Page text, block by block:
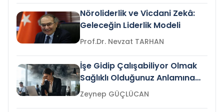
Nöroliderlik ve Vicdani Zekâ:
Geleceğin Liderlik Modeli
Prof.Dr. Nevzat TARHAN
İşe Gidip Çalışabiliyor Olmak
Sağlıklı Olduğunuz Anlamına
Gelir mi?Zeynep GÜÇLÜCAN